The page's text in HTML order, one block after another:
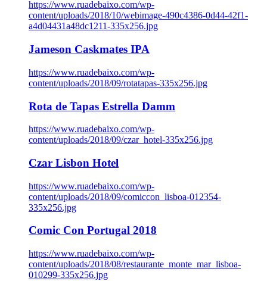
https://www.ruadebaixo.com/wp-
content/uploads/2018/10/webimage-490c4386-0d44-42f1-
a4d04431a48dc1211-335x256.jpg
Jameson Caskmates IPA
https://www.ruadebaixo.com/wp-
content/uploads/2018/09/rotatapas-335x256.jpg
Rota de Tapas Estrella Damm
https://www.ruadebaixo.com/wp-
content/uploads/2018/09/czar_hotel-335x256.jpg
Czar Lisbon Hotel
https://www.ruadebaixo.com/wp-
content/uploads/2018/09/comiccon_lisboa-012354-
335x256.jpg
Comic Con Portugal 2018
https://www.ruadebaixo.com/wp-
content/uploads/2018/08/restaurante_monte_mar_lisboa-
010299-335x256.jpg